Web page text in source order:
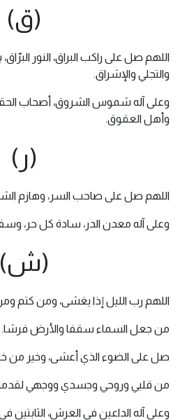
(ق)
اللهم صل على راكب البراق، النور
والتجلي والإشراق.
وعلى آله شموس الشروق، أصحاب
وأهل العقوق.
(ر)
اللهم صل على صاحب السر، وهازم الشر،
وعلى آله معدن الدر، سادة كل حر،
(ش)
اللهم رب الليل إذا يغشى، ومن كتم
من جعل السماء سقفا والأرض فرشا.
صل على الضوء الذي أعشى، وخير من
من قلبي وروحي وجسدي ووجهي
وعلى آله الداعين في العرش، الثابتين